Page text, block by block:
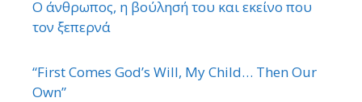
Ο άνθρωπος, η βούλησή του και εκείνο που
τον ξεπερνά
“First Comes God’s Will, My Child… Then Our
Own”